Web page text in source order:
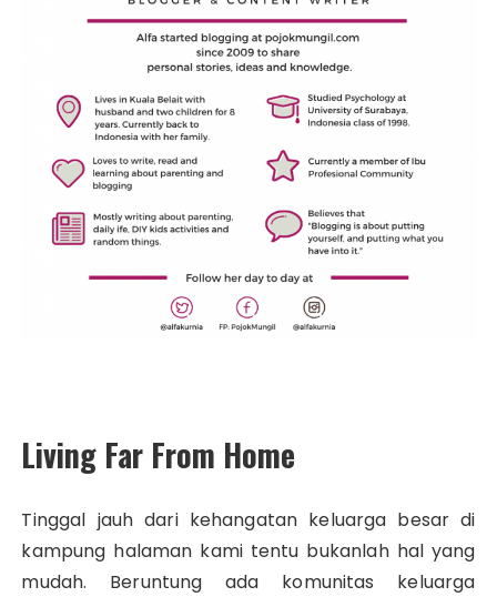
Living Far From Home
Tinggal jauh dari kehangatan keluarga besar di
kampung halaman kami tentu bukanlah hal yang
mudah. Beruntung ada komunitas keluarga